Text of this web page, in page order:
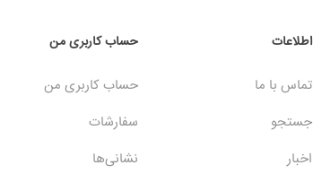
اطلاعات
تماس با ما
جستجو
اخبار
حساب کاربری من
حساب کاربری من
سفارشات
نشانی‌ها